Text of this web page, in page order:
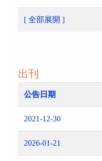
[ 全部展開 ]
出刊
公告日期
2021-12-30
2026-01-21